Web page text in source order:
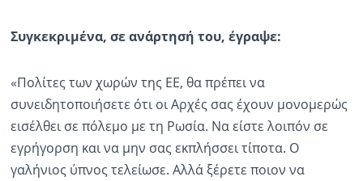
Συγκεκριμένα, σε ανάρτησή του, έγραψε:
«Πολίτες των χωρών της ΕΕ, θα πρέπει να
συνειδητοποιήσετε ότι οι Αρχές σας έχουν μονομερώς
εισέλθει σε πόλεμο με τη Ρωσία. Να είστε λοιπόν σε
εγρήγορση και να μην σας εκπλήσσει τίποτα. Ο
γαλήνιος ύπνος τελείωσε. Αλλά ξέρετε ποιον να